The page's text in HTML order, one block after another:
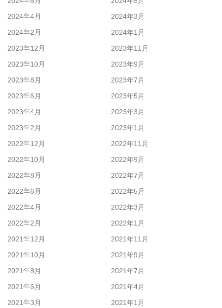
2024年4月
2024年3月
2024年2月
2024年1月
2023年12月
2023年11月
2023年10月
2023年9月
2023年8月
2023年7月
2023年6月
2023年5月
2023年4月
2023年3月
2023年2月
2023年1月
2022年12月
2022年11月
2022年10月
2022年9月
2022年8月
2022年7月
2022年6月
2022年5月
2022年4月
2022年3月
2022年2月
2022年1月
2021年12月
2021年11月
2021年10月
2021年9月
2021年8月
2021年7月
2021年6月
2021年4月
2021年3月
2021年1月